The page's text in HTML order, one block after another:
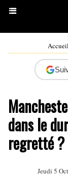
Accueil
dans le
regretté ?
Jeudi 5